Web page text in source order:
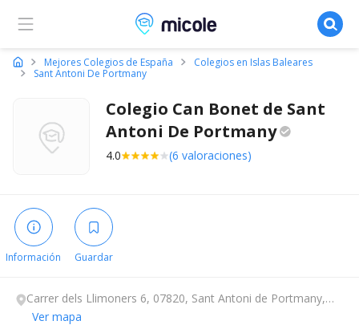
Micole, buscador de colegios
Mejores Colegios de España
Colegios en Islas Baleares
Sant Antoni De Portmany
Colegio Can Bonet de Sant
Antoni De Portmany
4.0 (6 valoraciones)
Información Guardar
Carrer dels Llimoners 6, 07820, Sant Antoni de Portmany,
Islas Baleares.
Ver mapa